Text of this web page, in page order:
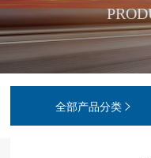
能识别
康云
电机套装
数控系统
天地
中心
问答
历程
荣誉
政策
服务政策
全部产品分类